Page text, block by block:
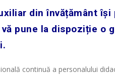
din învățământ
pune la dispoziție
continuă a personalului